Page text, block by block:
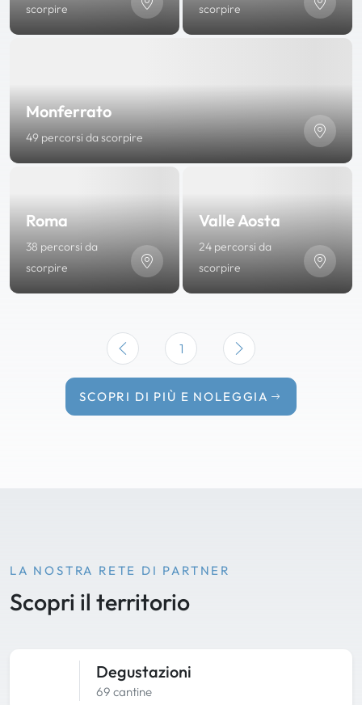
scorpire
Monferrato
49 percorsi da scorpire
Roma
38 percorsi da
scorpire
Valle Aosta
24 percorsi da
scorpire
scorpire
1
SCOPRI DI PIÙ E NOLEGGIA
LA NOSTRA RETE DI PARTNER
Scopri il territorio
Degustazioni
69 cantine